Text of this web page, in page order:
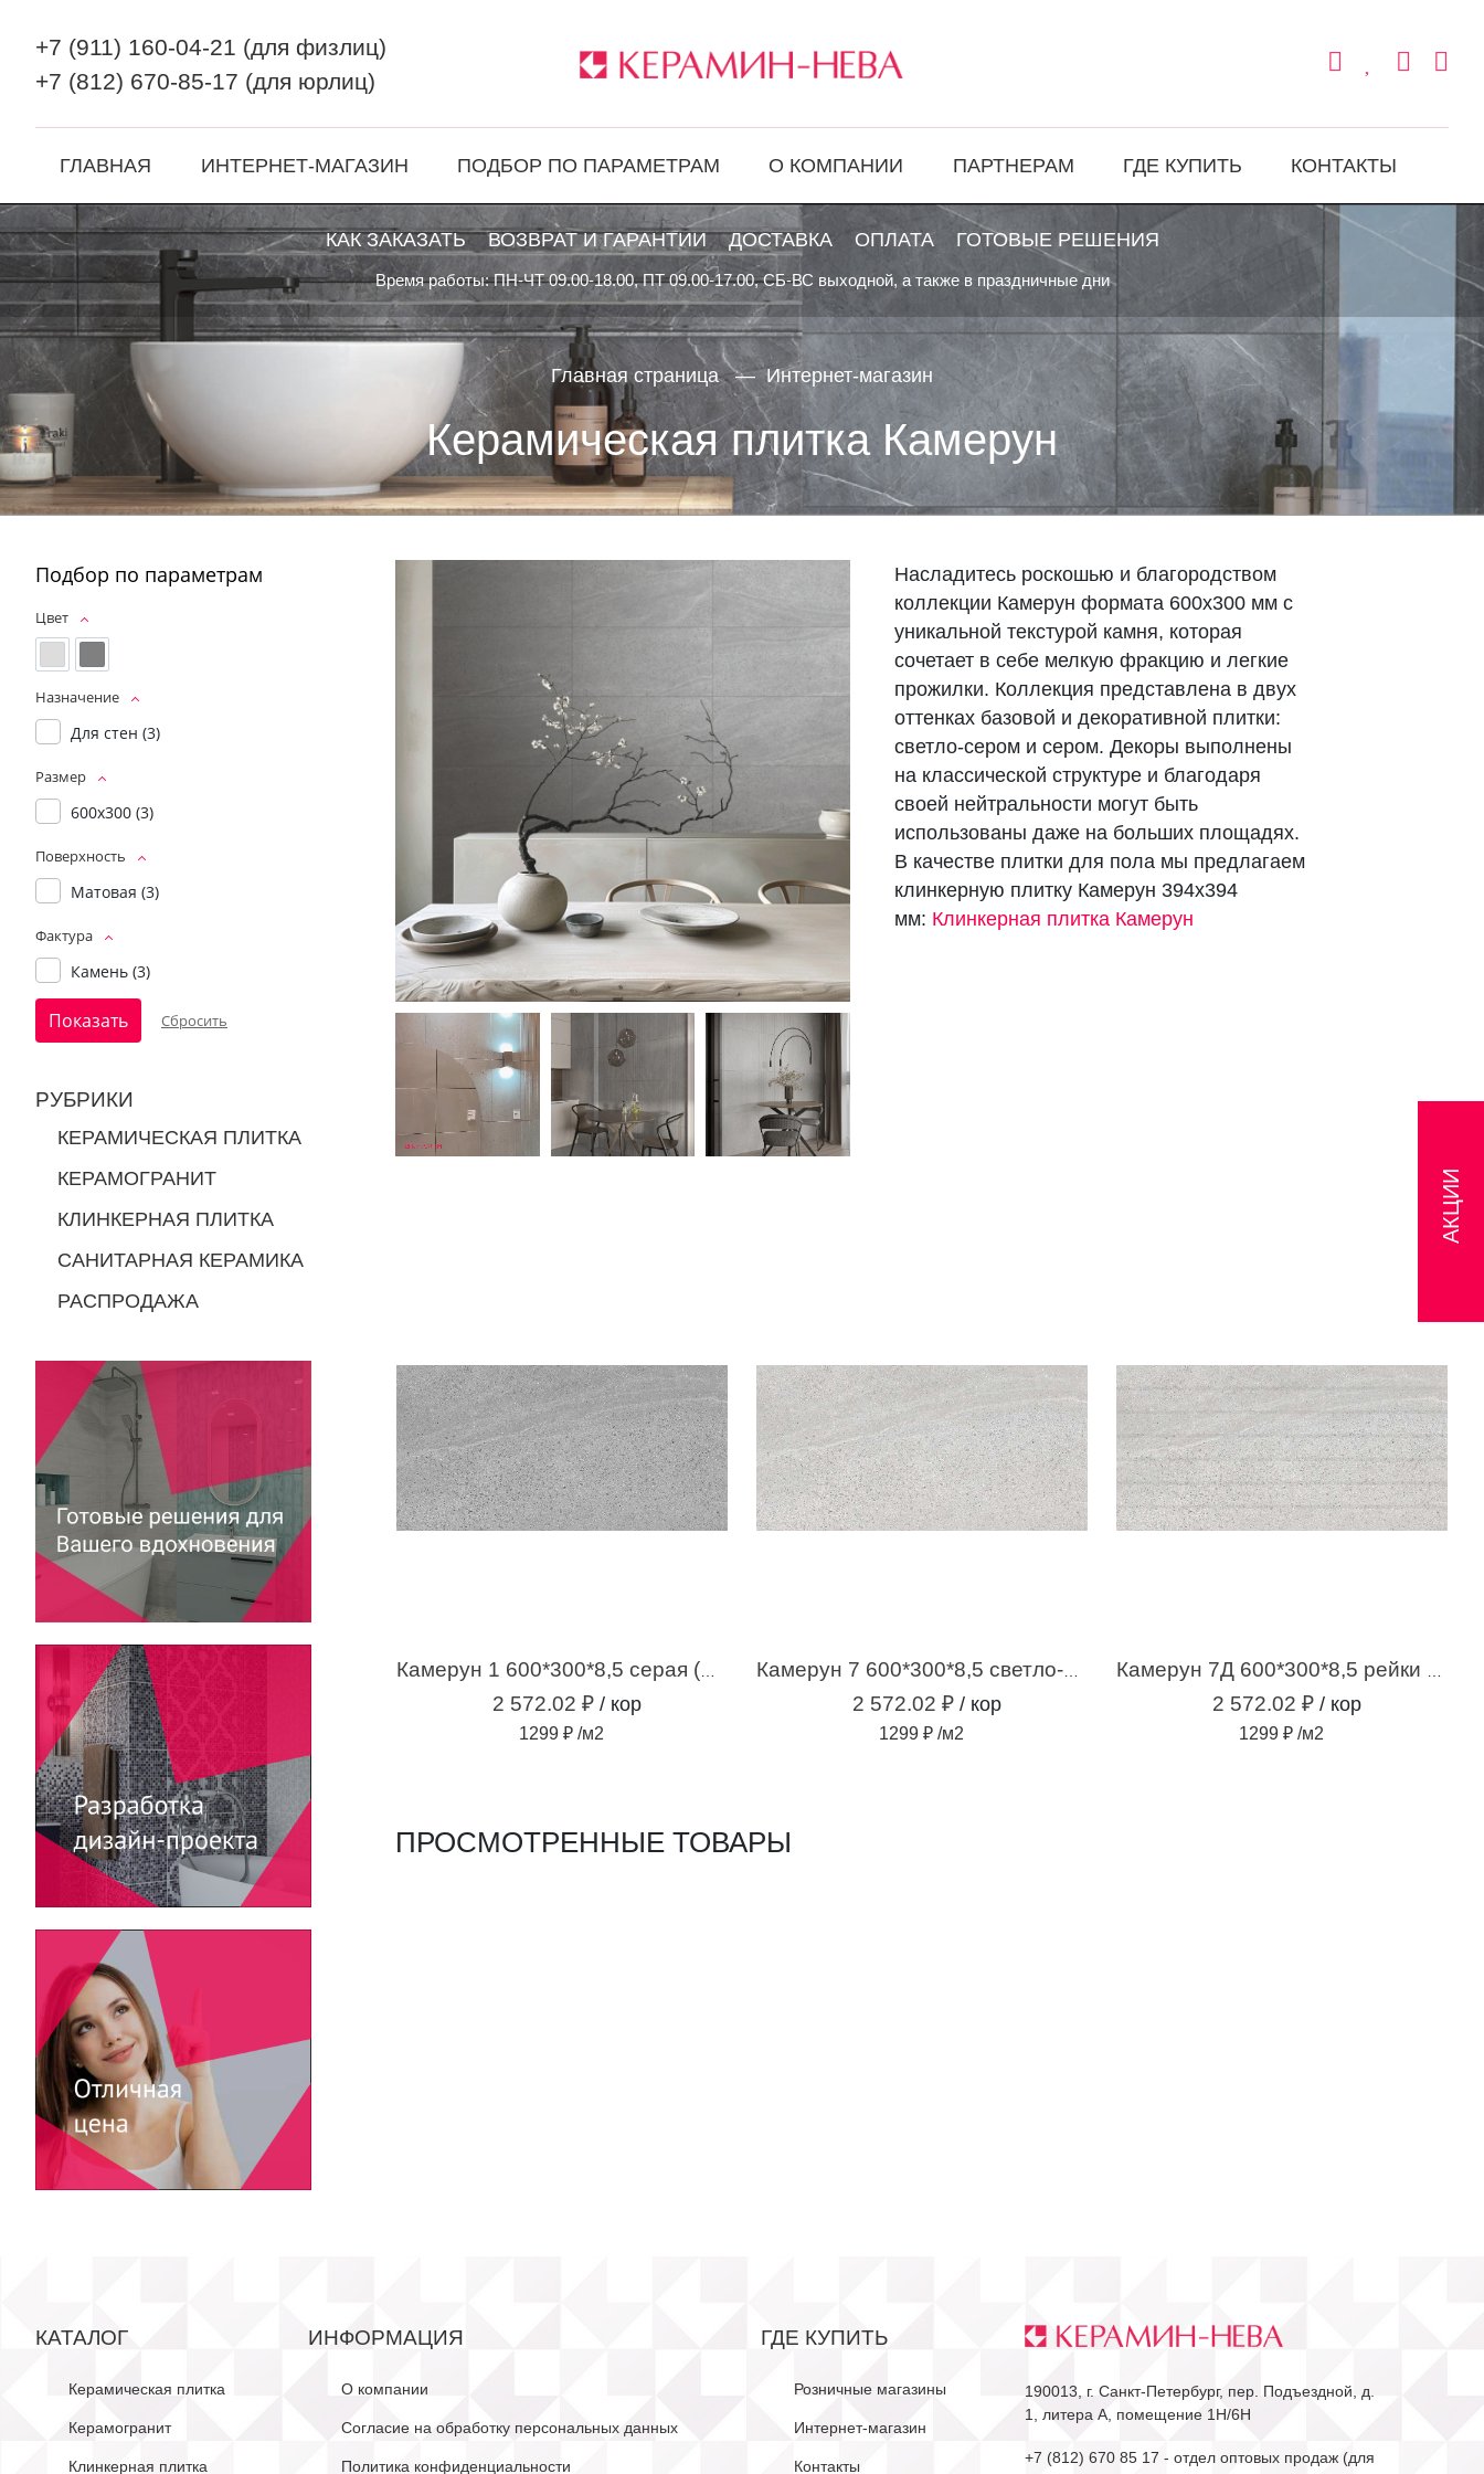
+7 (911) 160-04-21 (для физлиц)
+7 (812) 670-85-17 (для юрлиц)
ГЛАВНАЯ ИНТЕРНЕТ-МАГАЗИН ПОДБОР ПО ПАРАМЕТРАМ О КОМПАНИИ ПАРТНЕРАМ ГДЕ КУПИТЬ КОНТАКТЫ
КАК ЗАКАЗАТЬ ВОЗВРАТ И ГАРАНТИИ ДОСТАВКА ОПЛАТА ГОТОВЫЕ РЕШЕНИЯ
Время работы: ПН-ЧТ 09.00-18.00, ПТ 09.00-17.00, СБ-ВС выходной, а также в праздничные дни
Главная страница Интернет-магазин
Керамическая плитка Камерун
Подбор по параметрам
Цвет
Назначение
Для стен (3)
Размер
600x300 (3)
Поверхность
Матовая (3)
Фактура
Камень (3)
РУБРИКИ
КЕРАМИЧЕСКАЯ ПЛИТКА
КЕРАМОГРАНИТ
КЛИНКЕРНАЯ ПЛИТКА
САНИТАРНАЯ КЕРАМИКА
РАСПРОДАЖА
Насладитесь роскошью и благородством
коллекции Камерун формата 600х300 мм с
уникальной текстурой камня, которая
сочетает в себе мелкую фракцию и легкие
прожилки. Коллекция представлена в двух
оттенках базовой и декоративной плитки:
светло-сером и сером. Декоры выполнены
на классической структуре и благодаря
своей нейтральности могут быть
использованы даже на больших площадях.
В качестве плитки для пола мы предлагаем
клинкерную плитку Камерун 394х394
мм: Клинкерная плитка Камерун
2 572.02 ₽/ кор
1299 ₽ /м2
Камерун 7 600*300*8,5 светло-серая (1,98м2 / 11шт)
2 572.02 ₽/ кор
1299 ₽ /м2
2 572.02 ₽/ кор
1299 ₽ /м2
ПРОСМОТРЕННЫЕ ТОВАРЫ
КАТАЛОГ
Керамическая плитка
Керамогранит
Клинкерная плитка
ИНФОРМАЦИЯ
О компании
Согласие на обработку персональных данных
Политика конфиденциальности
ГДЕ КУПИТЬ
Розничные магазины
Интернет-магазин
Контакты
190013, г. Санкт-Петербург, пер. Подъездной, д.
1, литера А, помещение 1Н/6Н
+7 (812) 670 85 17 - отдел оптовых продаж (для
АКЦИИ